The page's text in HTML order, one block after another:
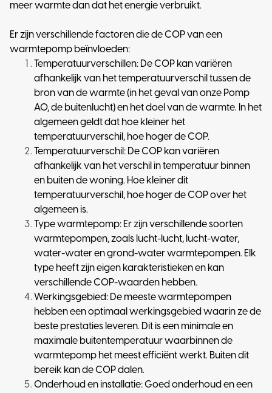
meer warmte dan dat het energie verbruikt.
​Er zijn verschillende factoren die de COP van een
warmtepomp beïnvloeden:
Temperatuurverschillen: De COP kan variëren
afhankelijk van het temperatuurverschil tussen de
bron van de warmte (in het geval van onze Pomp
AO, de buitenlucht) en het doel van de warmte. In het
algemeen geldt dat hoe kleiner het
temperatuurverschil, hoe hoger de COP.
Temperatuurverschil: De COP kan variëren
afhankelijk van het verschil in temperatuur binnen
en buiten de woning. Hoe kleiner dit
temperatuurverschil, hoe hoger de COP over het
algemeen is.
Type warmtepomp: Er zijn verschillende soorten
warmtepompen, zoals lucht-lucht, lucht-water,
water-water en grond-water warmtepompen. Elk
type heeft zijn eigen karakteristieken en kan
verschillende COP-waarden hebben.
Werkingsgebied: De meeste warmtepompen
hebben een optimaal werkingsgebied waarin ze de
beste prestaties leveren. Dit is een minimale en
maximale buitentemperatuur waarbinnen de
warmtepomp het meest efficiënt werkt. Buiten dit
bereik kan de COP dalen.
Onderhoud en installatie: Goed onderhoud en een